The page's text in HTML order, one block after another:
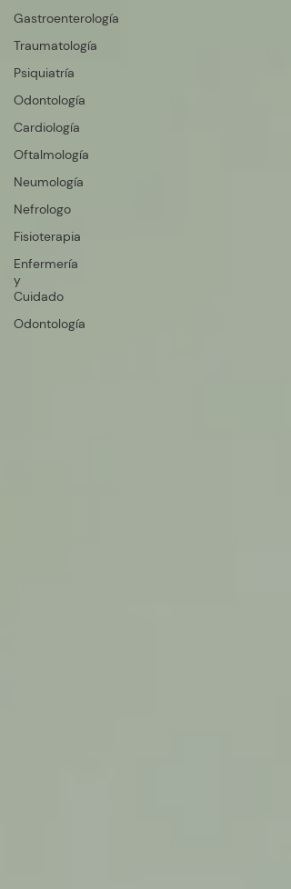
Gastroenterología
Traumatología
Psiquiatría
Odontología
Cardiología
Oftalmología
Neumología
Nefrologo
Fisioterapia
Enfermería
y
Cuidado
Odontología